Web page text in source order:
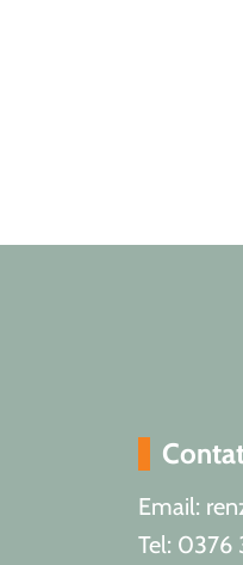
Email:
Tel: 0376